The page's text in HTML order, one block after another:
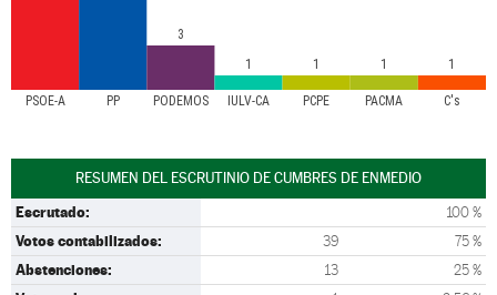
PSOE-A PP PODEMOS IULV-CA PCPE PACMA C's
3
1
1 1 1
RESUMEN DEL ESCRUTINIO DE CUMBRES DE ENMEDIO
Escrutado: 100 %
Votos contabilizados: 39 75 %
Abstenciones: 13 25 %